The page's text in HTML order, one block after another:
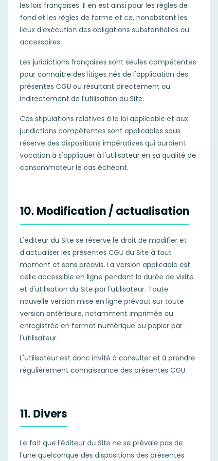
les lois françaises. Il en est ainsi pour les règles de
fond et les règles de forme et ce, nonobstant les
lieux d'exécution des obligations substantielles ou
accessoires.
Les juridictions françaises sont seules compétentes
pour connaître des litiges nés de l'application des
présentes CGU ou résultant directement ou
indirectement de l'utilisation du Site.
Ces stipulations relatives à la loi applicable et aux
juridictions compétentes sont applicables sous
réserve des dispositions impératives qui auraient
vocation à s'appliquer à l'utilisateur en sa qualité de
consommateur le cas échéant.
10. Modification / actualisation
L'éditeur du Site se réserve le droit de modifier et
d'actualiser les présentes CGU du Site à tout
moment et sans préavis. La version applicable est
celle accessible en ligne pendant la durée de visite
et d'utilisation du Site par l'utilisateur. Toute
nouvelle version mise en ligne prévaut sur toute
version antérieure, notamment imprimée ou
enregistrée en format numérique ou papier par
l'utilisateur.
L'utilisateur est donc invité à consulter et à prendre
régulièrement connaissance des présentes CGU.
11. Divers
Le fait que l'éditeur du Site ne se prévale pas de
l'une quelconque des dispositions des présentes